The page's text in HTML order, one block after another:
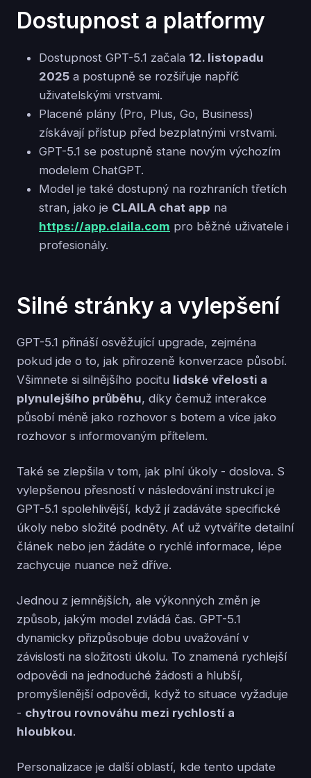
Dostupnost a platformy
Dostupnost GPT-5.1 začala 12. listopadu
2025 a postupně se rozšiřuje napříč
uživatelskými vrstvami.
Placené plány (Pro, Plus, Go, Business)
získávají přístup před bezplatnými vrstvami.
GPT-5.1 se postupně stane novým výchozím
modelem ChatGPT.
Model je také dostupný na rozhraních třetích
stran, jako je CLAILA chat app na
https://app.claila.com pro běžné uživatele i
profesionály.
Silné stránky a vylepšení
GPT-5.1 přináší osvěžující upgrade, zejména
pokud jde o to, jak přirozeně konverzace působí.
Všimnete si silnějšího pocitu lidské vřelosti a
plynulejšího průběhu, díky čemuž interakce
působí méně jako rozhovor s botem a více jako
rozhovor s informovaným přítelem.
Také se zlepšila v tom, jak plní úkoly - doslova. S
vylepšenou přesností v následování instrukcí je
GPT-5.1 spolehlivější, když jí zadáváte specifické
úkoly nebo složité podněty. Ať už vytváříte detailní
článek nebo jen žádáte o rychlé informace, lépe
zachycuje nuance než dříve.
Jednou z jemnějších, ale výkonných změn je
způsob, jakým model zvládá čas. GPT-5.1
dynamicky přizpůsobuje dobu uvažování v
závislosti na složitosti úkolu. To znamená rychlejší
odpovědi na jednoduché žádosti a hlubší,
promyšlenější odpovědi, když to situace vyžaduje
- chytrou rovnováhu mezi rychlostí a
hloubkou.
Personalizace je další oblastí, kde tento update